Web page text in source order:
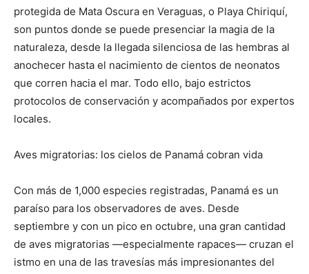
protegida de Mata Oscura en Veraguas, o Playa Chiriquí,
son puntos donde se puede presenciar la magia de la
naturaleza, desde la llegada silenciosa de las hembras al
anochecer hasta el nacimiento de cientos de neonatos
que corren hacia el mar. Todo ello, bajo estrictos
protocolos de conservación y acompañados por expertos
locales.
Aves migratorias: los cielos de Panamá cobran vida
Con más de 1,000 especies registradas, Panamá es un
paraíso para los observadores de aves. Desde
septiembre y con un pico en octubre, una gran cantidad
de aves migratorias —especialmente rapaces— cruzan el
istmo en una de las travesías más impresionantes del